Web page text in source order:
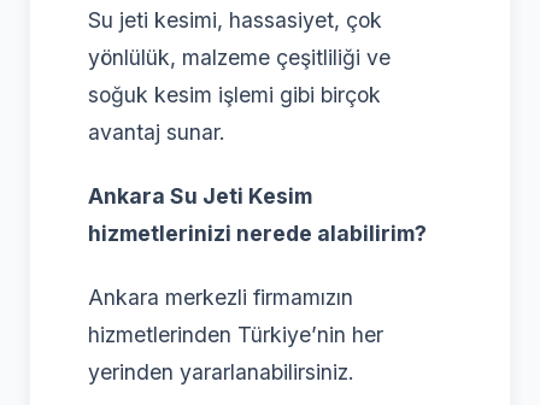
Su jeti kesimi, hassasiyet, çok
yönlülük, malzeme çeşitliliği ve
soğuk kesim işlemi gibi birçok
avantaj sunar.
Ankara Su Jeti Kesim
hizmetlerinizi nerede alabilirim?
Ankara merkezli firmamızın
hizmetlerinden Türkiye’nin her
yerinden yararlanabilirsiniz.